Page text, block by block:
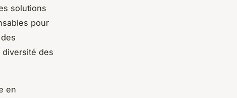
solutions
pour
diversité des
en